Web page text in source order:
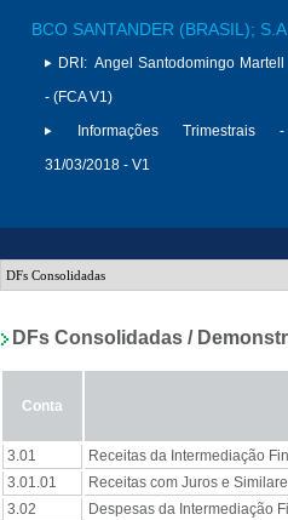
BCO SANTANDER (BRASIL); S.A.
DRI: Angel Santodomingo Martell
- (FCA V1)
Informações Trimestrais -
31/03/2018 - V1